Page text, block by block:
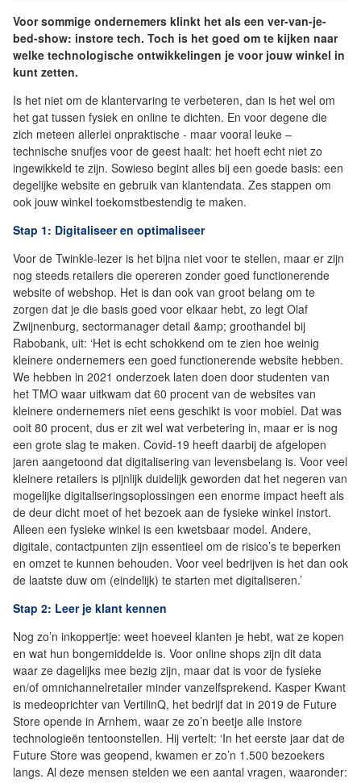
Voor sommige ondernemers klinkt het als een ver-van-je-
bed-show: instore tech. Toch is het goed om te kijken naar
welke technologische ontwikkelingen je voor jouw winkel in
kunt zetten.
Is het niet om de klantervaring te verbeteren, dan is het wel om
het gat tussen fysiek en online te dichten. En voor degene die
zich meteen allerlei onpraktische - maar vooral leuke –
technische snufjes voor de geest haalt: het hoeft echt niet zo
ingewikkeld te zijn. Sowieso begint alles bij een goede basis: een
degelijke website en gebruik van klantendata. Zes stappen om
ook jouw winkel toekomstbestendig te maken.
Stap 1: Digitaliseer en optimaliseer
Voor de Twinkle-lezer is het bijna niet voor te stellen, maar er zijn
nog steeds retailers die opereren zonder goed functionerende
website of webshop. Het is dan ook van groot belang om te
zorgen dat je die basis goed voor elkaar hebt, zo legt Olaf
Zwijnenburg, sectormanager detail &amp; groothandel bij
Rabobank, uit: ‘Het is echt schokkend om te zien hoe weinig
kleinere ondernemers een goed functionerende website hebben.
We hebben in 2021 onderzoek laten doen door studenten van
het TMO waar uitkwam dat 60 procent van de websites van
kleinere ondernemers niet eens geschikt is voor mobiel. Dat was
ooit 80 procent, dus er zit wel wat verbetering in, maar er is nog
een grote slag te maken. Covid-19 heeft daarbij de afgelopen
jaren aangetoond dat digitalisering van levensbelang is. Voor veel
kleinere retailers is pijnlijk duidelijk geworden dat het negeren van
mogelijke digitaliseringsoplossingen een enorme impact heeft als
de deur dicht moet of het bezoek aan de fysieke winkel instort.
Alleen een fysieke winkel is een kwetsbaar model. Andere,
digitale, contactpunten zijn essentieel om de risico’s te beperken
en omzet te kunnen behouden. Voor veel bedrijven is het dan ook
de laatste duw om (eindelijk) te starten met digitaliseren.’
Stap 2: Leer je klant kennen
Nog zo’n inkoppertje: weet hoeveel klanten je hebt, wat ze kopen
en wat hun bongemiddelde is. Voor online shops zijn dit data
waar ze dagelijks mee bezig zijn, maar dat is voor de fysieke
en/of omnichannelretailer minder vanzelfsprekend. Kasper Kwant
is medeoprichter van VertilinQ, het bedrijf dat in 2019 de Future
Store opende in Arnhem, waar ze zo’n beetje alle instore
technologieën tentoonstellen. Hij vertelt: ‘In het eerste jaar dat de
Future Store was geopend, kwamen er zo’n 1.500 bezoekers
langs. Al deze mensen stelden we een aantal vragen, waaronder: